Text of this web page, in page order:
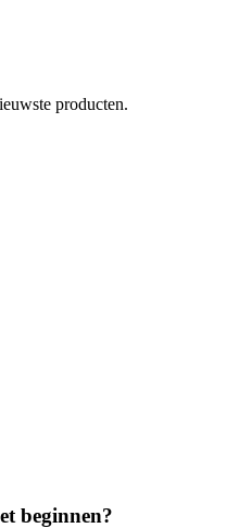
producten.
beginnen?